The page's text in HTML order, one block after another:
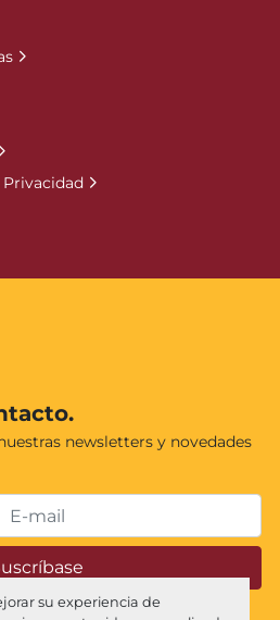
su experiencia de
newsletters y novedades